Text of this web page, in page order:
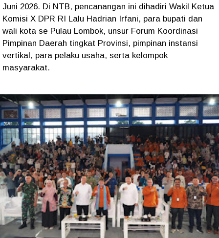
Juni 2026. Di NTB, pencanangan ini dihadiri Wakil Ketua
Komisi X DPR RI Lalu Hadrian Irfani, para bupati dan
wali kota se Pulau Lombok, unsur Forum Koordinasi
Pimpinan Daerah tingkat Provinsi, pimpinan instansi
vertikal, para pelaku usaha, serta kelompok
masyarakat.